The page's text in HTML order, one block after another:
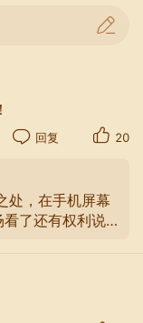
回复 20
处，在手机屏幕
看了还有权利说